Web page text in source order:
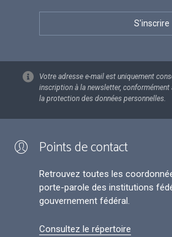
Votre adresse e-mail est uniquement
inscription à la newsletter, conformément
la protection des données personnelles.
Points de contact
Retrouvez toutes les
porte-parole des institutions
gouvernement fédéral.
Consultez le répertoire